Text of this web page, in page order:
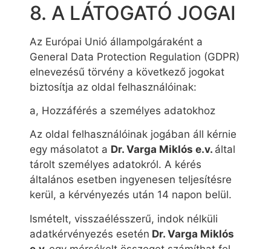
8. A LÁTOGATÓ JOGAI
Az Európai Unió állampolgáraként a
General Data Protection Regulation (GDPR)
elnevezésű törvény a következő jogokat
biztosítja az oldal felhasználóinak:
a, Hozzáférés a személyes adatokhoz
Az oldal felhasználóinak jogában áll kérnie
egy másolatot a Dr. Varga Miklós e.v. által
tárolt személyes adatokról. A kérés
általános esetben ingyenesen teljesítésre
kerül, a kérvényezés után 14 napon belül.
Ismételt, visszaélésszerű, indok nélküli
adatkérvényezés esetén Dr. Varga Miklós